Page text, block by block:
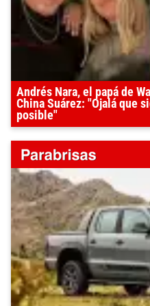
Andrés Nara, el papá de
China Suárez: "Ojalá que
posible"